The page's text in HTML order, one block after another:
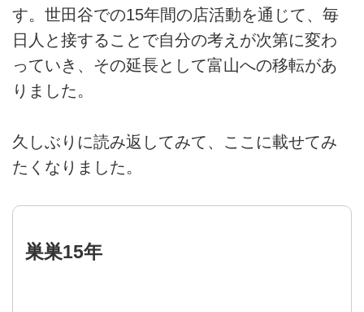
す。世田谷での15年間の店活動を通じて、毎
日人と接することで自分の考えが次第に変わ
っていき、その延長として富山への移転があ
りました。
久しぶりに読み返してみて、ここに載せてみ
たくなりました。
巣巣15年